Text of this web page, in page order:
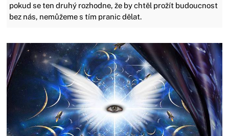
pokud se ten druhý rozhodne, že by chtěl prožít budoucnost
bez nás, nemůžeme s tím pranic dělat.